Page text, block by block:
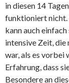
in diesen 14
funktioniert nicht.
kann auch
intensive Zeit, die
war, als es vorbei
Erfahrung, dass
Besondere an